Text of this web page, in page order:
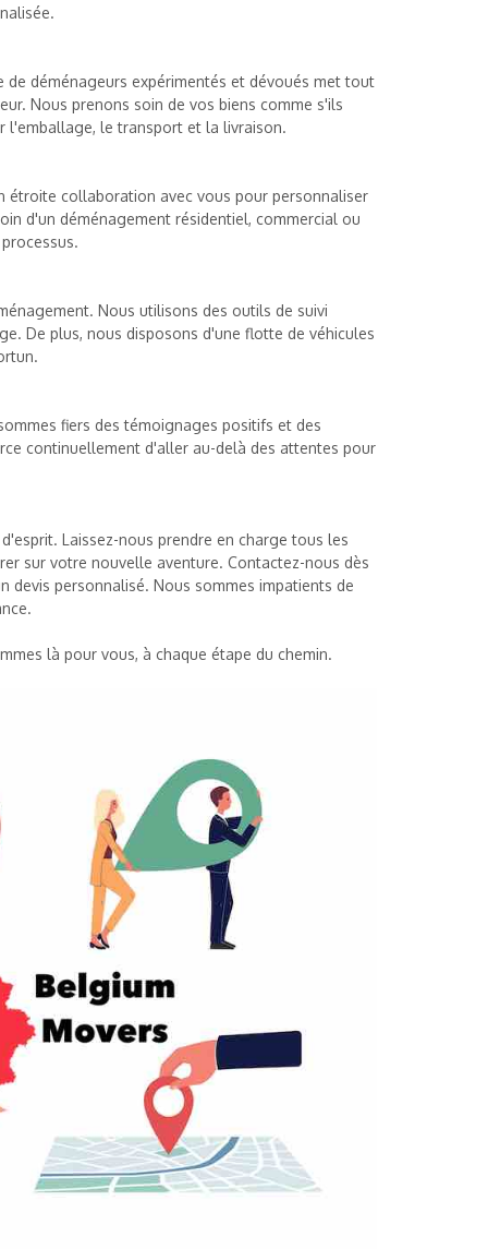
déménageurs expérimentés et dévoués met tout
Nous prenons soin de vos biens comme s'ils
l'emballage, le transport et la livraison.
étroite collaboration avec vous pour personnaliser
d'un déménagement résidentiel, commercial ou
Nous utilisons des outils de suivi
De plus, nous disposons d'une flotte de véhicules
fiers des témoignages positifs et des
continuellement d'aller au-delà des attentes pour
Laissez-nous prendre en charge tous les
sur votre nouvelle aventure. Contactez-nous dès
devis personnalisé. Nous sommes impatients de
là pour vous, à chaque étape du chemin.